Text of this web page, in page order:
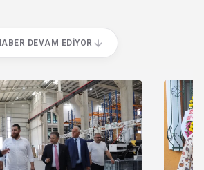
DEVAM EDIYOR